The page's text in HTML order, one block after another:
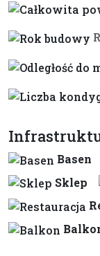
Basen
Sklep